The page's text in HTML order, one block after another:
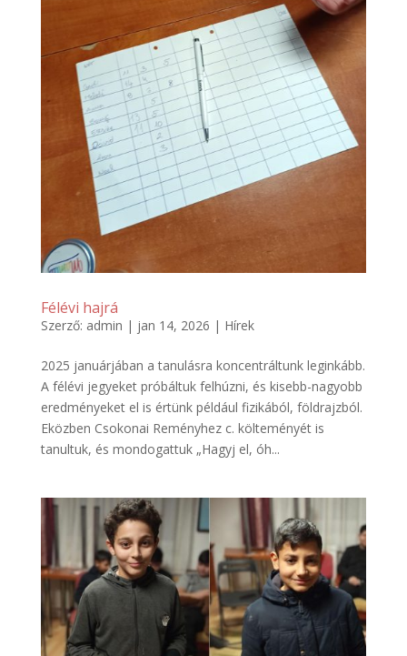
Félévi hajrá
Szerző: admin | jan 14, 2026 | Hírek
2025 januárjában a tanulásra koncentráltunk leginkább.
A félévi jegyeket próbáltuk felhúzni, és kisebb-nagyobb
eredményeket el is értünk például fizikából, földrajzból.
Eközben Csokonai Reményhez c. költeményét is
tanultuk, és mondogattuk „Hagyj el, óh...